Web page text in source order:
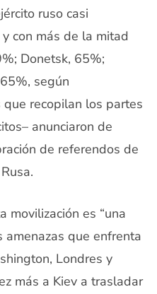
ruso casi
con más de la mitad
Donetsk, 65%;
según
recopilan los partes
anunciaron de
de referendos de
movilización es “una
que enfrenta
Londres y
más a Kiev a trasladar